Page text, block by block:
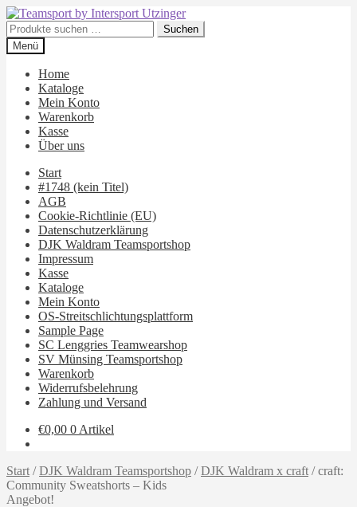
Zur
Navigation
springen
Zum
Inhalt
springen
Suchen
nach:
Suchen
Menü
Home
Kataloge
Mein Konto
Warenkorb
Kasse
Über uns
Start
#1748 (kein Titel)
AGB
Cookie-Richtlinie (EU)
Datenschutzerklärung
DJK Waldram Teamsportshop
Impressum
Kasse
Kataloge
Mein Konto
OS-Streitschlichtungsplattform
Sample Page
SC Lenggries Teamwearshop
SV Münsing Teamsportshop
Warenkorb
Widerrufsbelehrung
Zahlung und Versand
€0,00 0 Artikel
Start /DJK Waldram Teamsportshop /DJK Waldram x craft /craft:
Community Sweatshorts – Kids
Angebot!